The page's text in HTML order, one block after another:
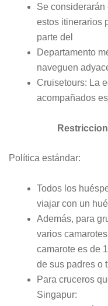
Se
estos itinerarios
parte del
Departamento
naveguen
Cruisetours: La
acompañados
Política estándar:
Todos los
viajar con un
Además, para
varios
camarote es de
de sus padres o
Para cruceros
Singapur: